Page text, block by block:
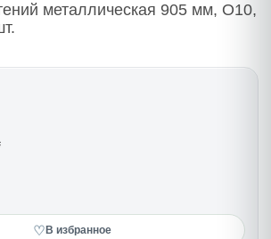
металлическая 905 мм, О10,
♡ В избранное